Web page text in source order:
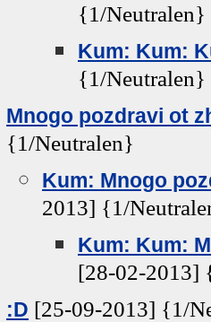
{1/Neutralen}
Kum: Kum:
{1/Neutralen}
Mnogo pozdravi ot
{1/Neutralen}
Kum: Mnogo
2013] {1/
Kum: Kum:
[28-02-2013]
:D [25-09-2013] {1/